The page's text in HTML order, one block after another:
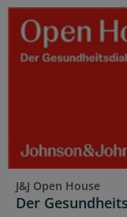
J&J Open House
Der